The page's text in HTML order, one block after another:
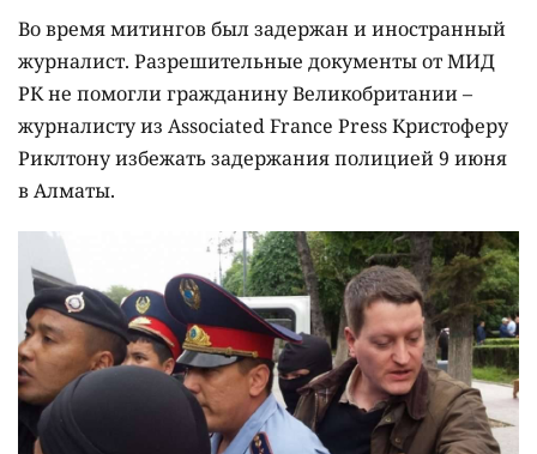
Во время митингов был задержан и иностранный
журналист. Разрешительные документы от МИД
РК не помогли гражданину Великобритании –
журналисту из Associated France Press Кристоферу
Риклтону избежать задержания полицией 9 июня
в Алматы.